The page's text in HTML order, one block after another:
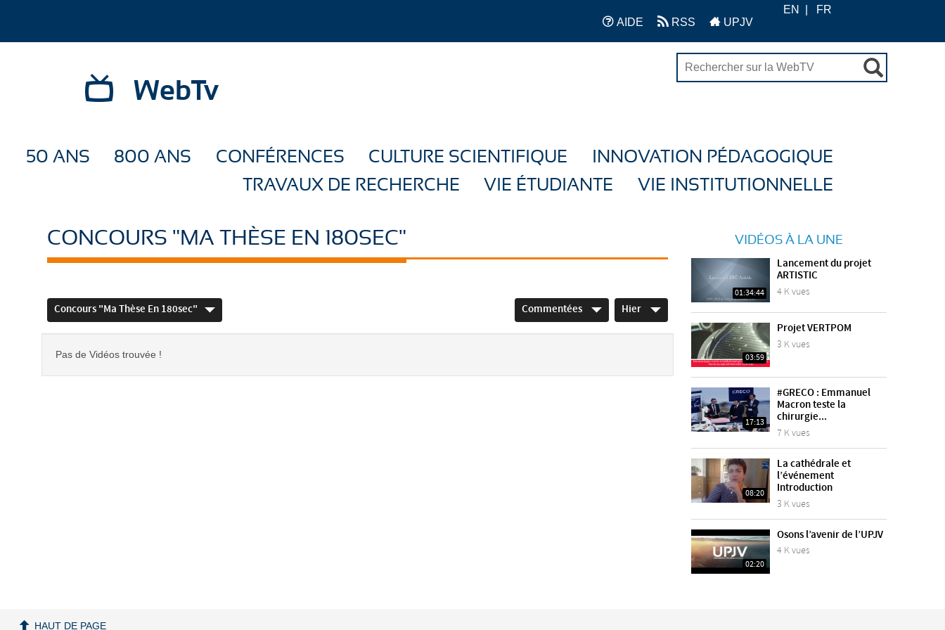
AIDE RSS UPJV
EN FR
WebTv
50 ANS 800 ANS CONFÉRENCES CULTURE SCIENTIFIQUE
INNOVATION PÉDAGOGIQUE
TRAVAUX DE RECHERCHE
VIE ÉTUDIANTE VIE INSTITUTIONNELLE
CONCOURS "MA THÈSE EN 180SEC"
Concours "Ma Thèse En 180sec" Commentées Hier
Pas de Vidéos trouvée !
VIDÉOS À LA UNE
01:34:44
Lancement du projet
ARTISTIC
4 K vues
03:59
Projet VERTPOM
3 K vues
17:13
#GRECO : Emmanuel
Macron teste la
chirurgie...
7 K vues
08:20
La cathédrale et
l’événement
Introduction
3 K vues
02:20
Osons l’avenir de l’UPJV
4 K vues
HAUT DE PAGE